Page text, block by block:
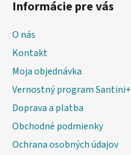
Informácie pre vás
O nás
Kontakt
Moja objednávka
Vernostný program Santini+
Doprava a platba
Obchodné podmienky
Ochrana osobných údajov